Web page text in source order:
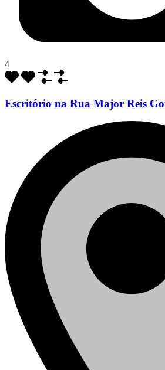
4
Escritório na Rua Major Reis